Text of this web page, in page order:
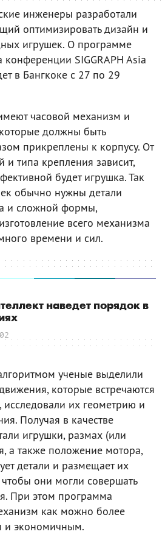
инженеры разработали
оптимизировать дизайн и
игрушек. О программе
SIGGRAPH Asia
в Бангкоке с 27 по 29
часовой механизм и
должны быть
прикреплены к корпусу. От
и типа крепления зависит,
будет игрушка. Так
обычно нужны детали
и сложной формы,
всего механизма
времени и сил.
наведет порядок в
ученые выделили
которые встречаются
исследовали их геометрию и
Получая в качестве
игрушки, размах (или
а также положение мотора,
детали и размещает их
они могли совершать
При этом программа
как можно более
и экономичным.